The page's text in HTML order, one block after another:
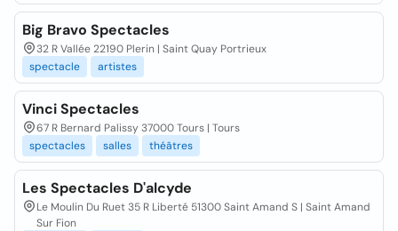
Big Bravo Spectacles
32 R Vallée 22190 Plerin | Saint Quay Portrieux
spectacle
artistes
Vinci Spectacles
67 R Bernard Palissy 37000 Tours | Tours
spectacles
salles théâtres
Les Spectacles D'alcyde
Le Moulin Du Ruet 35 R Liberté 51300 Saint Amand S | Saint Amand
Sur Fion